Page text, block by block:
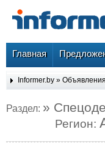
Главная
Informer.by » Объявления
Раздел: »
Регион: